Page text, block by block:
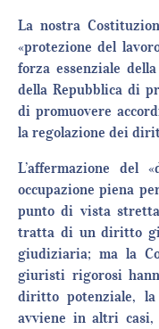
La nostra
«protezione del
forza essenziale
della Repubblica di
di promuovere
la regolazione dei
L’affermazione del
occupazione piena
punto di vista
tratta di un diritto
giudiziaria; ma la
giuristi rigorosi
diritto potenziale, la
avviene in altri casi,